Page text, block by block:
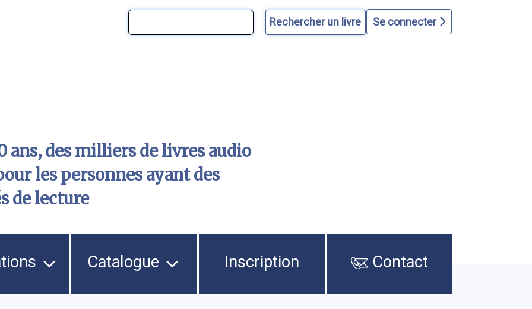
Se connecter
ans, des milliers de livres audio
les personnes ayant des
de lecture
Catalogue Inscription Contact